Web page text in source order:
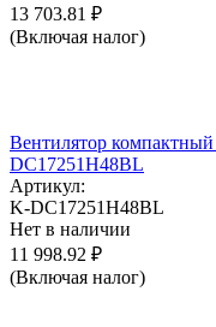
13 703.81 ₽
(Включая налог)
Вентилятор
DC17251H48BL
Артикул:
K-DC17251H48BL
Нет в наличии
11 998.92 ₽
(Включая налог)